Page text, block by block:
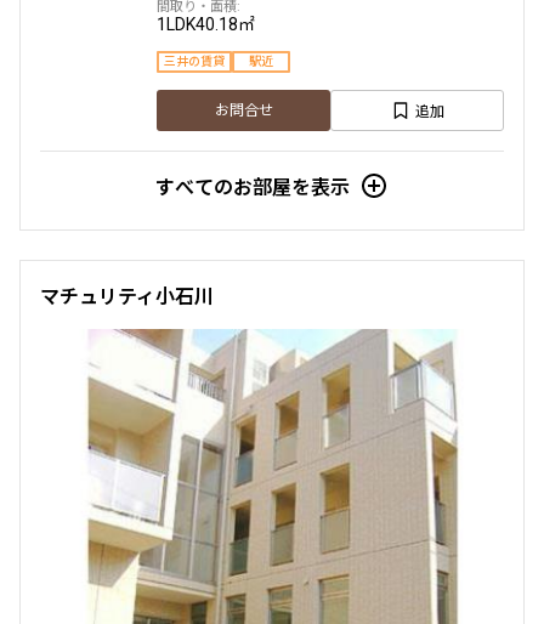
1LDK40.18㎡
三井の賃貸 駅近
お問合せ 追加
すべてのお部屋を表示
マチュリティ小石川